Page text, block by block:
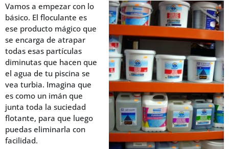
Vamos a empezar con lo
básico. El floculante es
ese producto mágico que
se encarga de atrapar
todas esas partículas
diminutas que hacen que
el agua de tu piscina se
vea turbia. Imagina que
es como un imán que
junta toda la suciedad
flotante, para que luego
puedas eliminarla con
facilidad.